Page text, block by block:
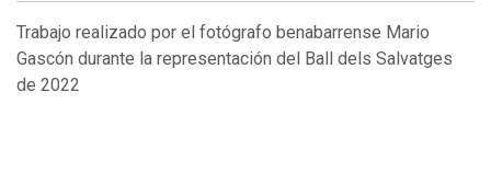
Trabajo realizado por el fotógrafo benabarrense Mario
Gascón durante la representación del Ball dels Salvatges
de 2022